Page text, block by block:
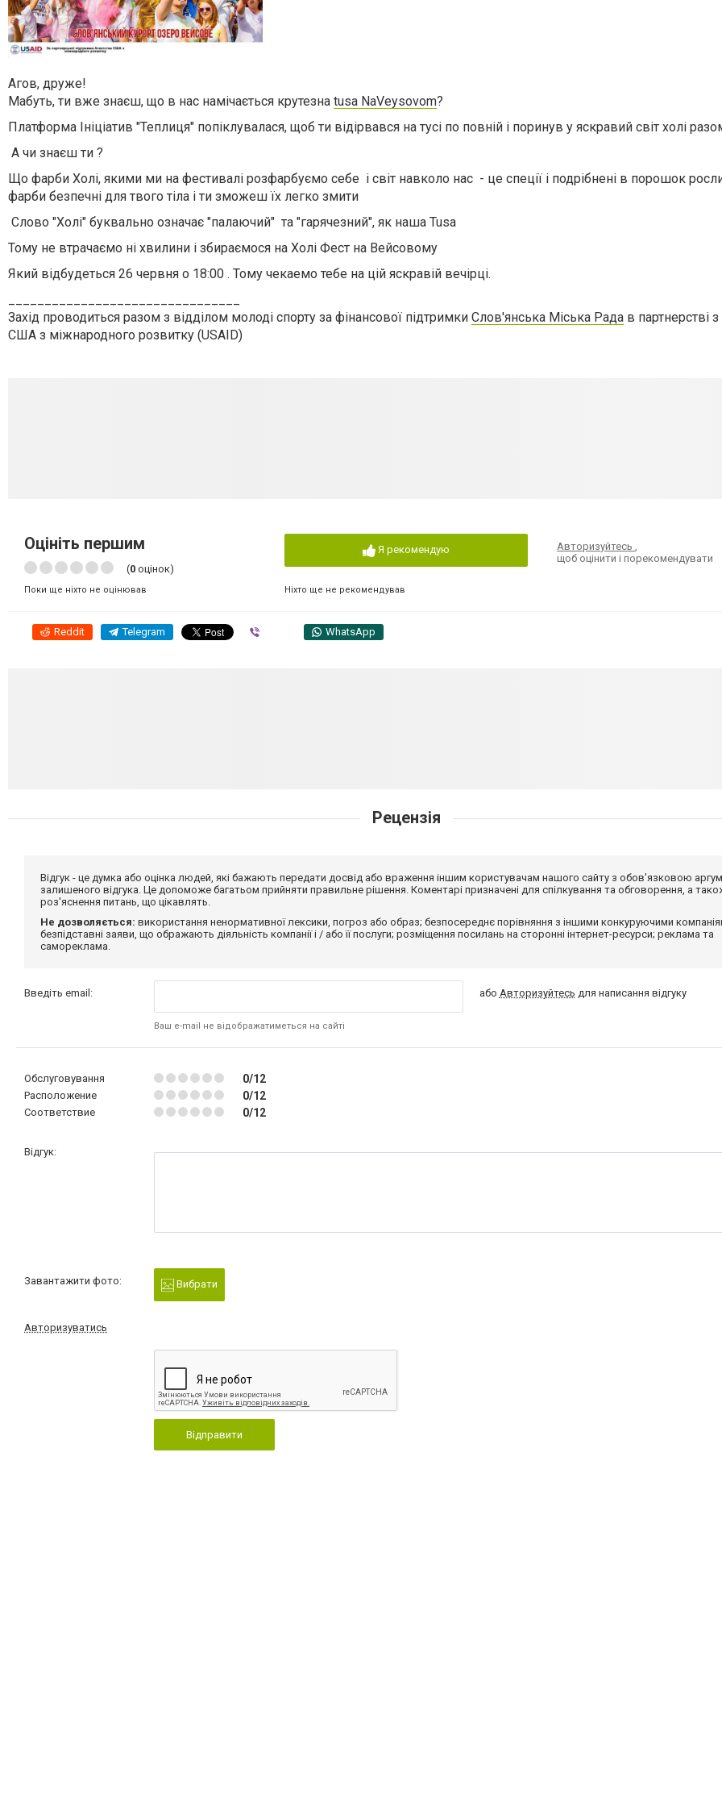
Агов, друже!
Мабуть, ти вже знаєш, що в нас намічається крутезна tusa NaVeysovom?
Платформа Ініціатив "Теплиця" попіклувалася, щоб ти відірвався на тусі по повній і поринув у яскравий світ холі
А чи знаєш ти ?
Що фарби Холі, якими ми на фестивалі розфарбуємо себе і світ навколо нас - це спеції і подрібнені в порошок
фарби безпечні для твого тіла і ти зможеш їх легко змити
Слово "Холі" буквально означає "палаючий" та "гарячезний", як наша Tusa
Тому не втрачаємо ні хвилини і збираємося на Холі Фест на Вейсовому
Який відбудеться 26 червня о 18:00 . Тому чекаемо тебе на цій яскравій вечірці.
Захід проводиться разом з відділом молоді спорту за фінансової підтримки Слов'янська Міська Рада в партнерстві
США з міжнародного розвитку (USAID)
Оцініть першим
(0 оцінок)
Поки ще ніхто не оцінював
Я рекомендую
Ніхто ще не рекомендував
Авторизуйтесь
щоб оцінити і порекомендувати
Reddit Telegram WhatsApp
Рецензія
Відгук - це думка або оцінка людей, які бажають передати досвід або враження іншим користувачам нашого сайту з обов'язковою
залишеного відгука. Це допоможе багатьом прийняти правильне рішення. Коментарі призначені для спілкування та обговорення, а
роз'яснення питань, що цікавлять.
Не дозволяється: використання ненормативної лексики, погроз або образ; безпосереднє порівняння з іншими конкуруючими
безпідставні заяви, що ображають діяльність компанії і / або її послуги; розміщення посилань на сторонні інтернет-ресурси; реклама та
самореклама.
Введіть email:
Ваш e-mail не відображатиметься на сайті
або Авторизуйтесь для написання відгуку
Обслуговування 0/12
Расположение 0/12
Соответствие 0/12
Відгук:
Завантажити фото: Вибрати
Авторизуватись
Відправити